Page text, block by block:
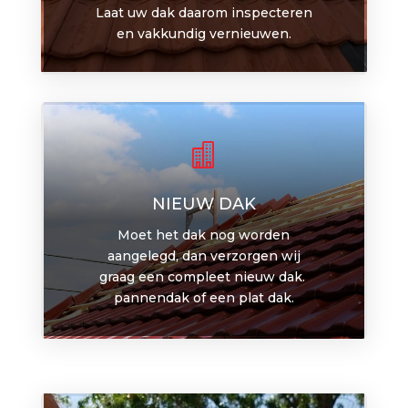
Laat uw dak daarom inspecteren
en vakkundig vernieuwen.

NIEUW DAK
Moet het dak nog worden
aangelegd, dan verzorgen wij
graag een compleet nieuw dak.
pannendak of een plat dak.